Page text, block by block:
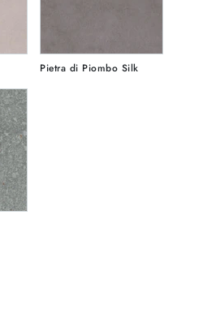
Pietra di Piombo Silk